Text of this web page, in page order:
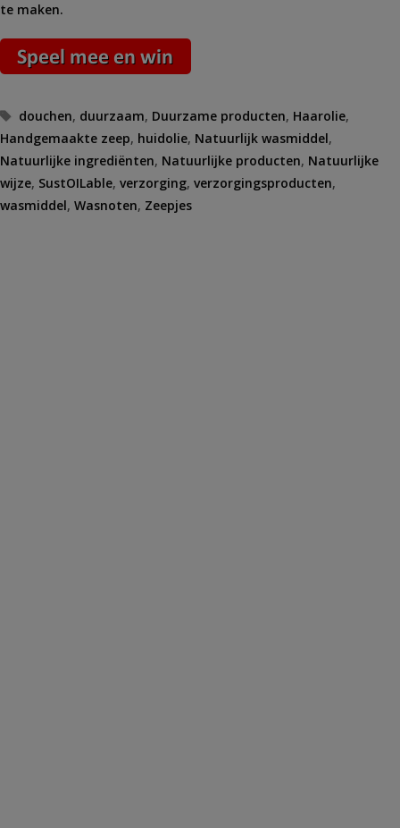
te maken.
Tags
douchen, duurzaam, Duurzame producten, Haarolie,
Handgemaakte zeep, huidolie, Natuurlijk wasmiddel,
Natuurlijke ingrediënten, Natuurlijke producten, Natuurlijke
wijze, SustOILable, verzorging, verzorgingsproducten,
wasmiddel, Wasnoten, Zeepjes